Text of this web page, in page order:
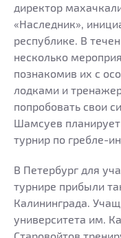
директор
«Наследник»,
республике. В
несколько
познакомив их с
лодками и
попробовать свои
Шамсуев планирует
турнир по гребле-
В Петербург для
турнире прибыли
Калининграда.
университета им.